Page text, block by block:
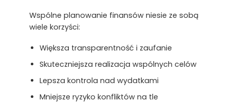
Wspólne planowanie finansów niesie ze sobą
wiele korzyści:
Większa transparentność i zaufanie
Skuteczniejsza realizacja wspólnych celów
Lepsza kontrola nad wydatkami
Mniejsze ryzyko konfliktów na tle